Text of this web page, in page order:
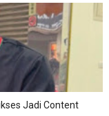
Jadi Content